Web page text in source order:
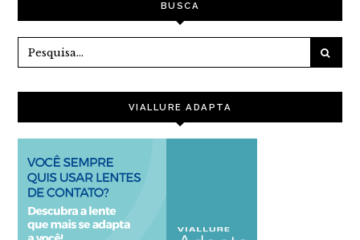
BUSCA
VIALLURE ADAPTA